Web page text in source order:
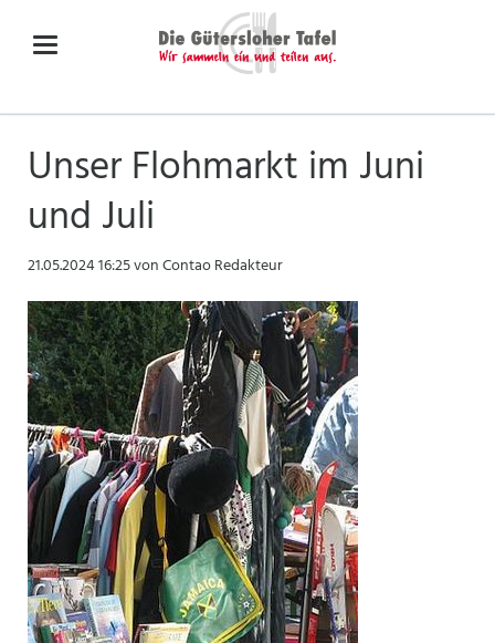
Unser Flohmarkt im Juni
und Juli
21.05.2024 16:25von Contao Redakteur